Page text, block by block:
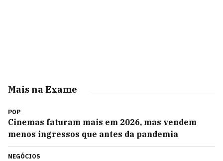
Mais na Exame
POP
Cinemas faturam mais em 2026, mas vendem
menos ingressos que antes da pandemia
NEGÓCIOS